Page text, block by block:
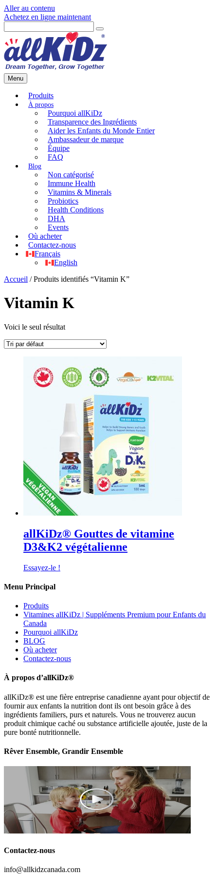
Aller au contenu
Achetez en ligne maintenant
Menu
Produits
Pourquoi allKiDz
Transparence des Ingrédients
Aider les Enfants du Monde Entier
Ambassadeur de marque
Équipe
FAQ
Non catégorisé
Immune Health
Vitamins & Minerals
Probiotics
Health Conditions
DHA
Events
Où acheter
Contactez-nous
Français
English
Accueil / Produits identifiés “Vitamin K”
Vitamin K
Voici le seul résultat
allKiDz® Gouttes de vitamine
D3&K2 végétalienne
Essayez-le !
Menu Principal
Produits
Vitamines allKiDz | Suppléments Premium pour Enfants du
Canada
Pourquoi allKiDz
BLOG
Où acheter
Contactez-nous
À propos d’allKiDz®
allKiDz® est une fière entreprise canadienne ayant pour objectif de
fournir aux enfants la nutrition dont ils ont besoin grâce à des
ingrédients familiers, purs et naturels. Vous ne trouverez aucun
produit chimique caché ou substance artificielle ajoutée, juste de la
pure bonté nutritionnelle.
Rêver Ensemble, Grandir Ensemble
Contactez-nous
info@allkidzcanada.com